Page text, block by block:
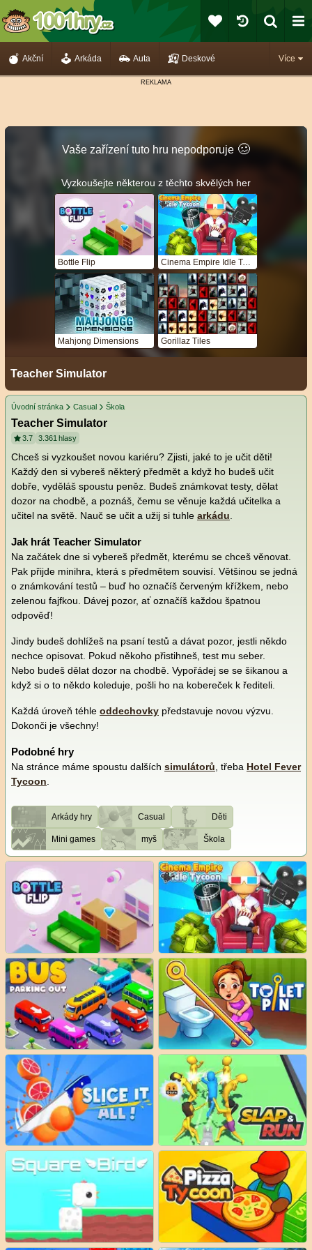
Více
Akční Arkáda Auta Deskové
Vaše zařízení tuto hru nepodporuje 🥴️
Vyzkoušejte některou z těchto skvělých her
Bottle Flip Cinema Empire Idle Tycoon
Mahjong Dimensions Gorillaz Tiles
Teacher Simulator
Úvodní stránka Casual Škola
Teacher Simulator
3.7 3.361 hlasy
Chceš si vyzkoušet novou kariéru? Zjisti, jaké to je učit děti!
Každý den si vybereš některý předmět a když ho budeš učit
dobře, vyděláš spoustu peněz. Budeš známkovat testy, dělat
dozor na chodbě, a poznáš, čemu se věnuje každá učitelka a
učitel na světě. Nauč se učit a užij si tuhle arkádu.
Jak hrát Teacher Simulator
Na začátek dne si vybereš předmět, kterému se chceš věnovat.
Pak přijde minihra, která s předmětem souvisí. Většinou se jedná
o známkování testů – buď ho označíš červeným křížkem, nebo
zelenou fajfkou. Dávej pozor, ať označíš každou špatnou
odpověď!
Jindy budeš dohlížeš na psaní testů a dávat pozor, jestli někdo
nechce opisovat. Pokud někoho přistihneš, test mu seber.
Nebo budeš dělat dozor na chodbě. Vypořádej se se šikanou a
když si o to někdo koleduje, pošli ho na kobereček k řediteli.
Každá úroveň téhle oddechovky představuje novou výzvu.
Dokonči je všechny!
Podobné hry
Na stránce máme spoustu dalších simulátorů, třeba Hotel Fever
Tycoon.
Arkády hry Casual Děti
Mini games myš Škola